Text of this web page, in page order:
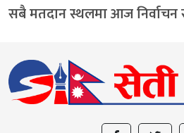
सबै मतदान स्थलमा आज निर्वाचन